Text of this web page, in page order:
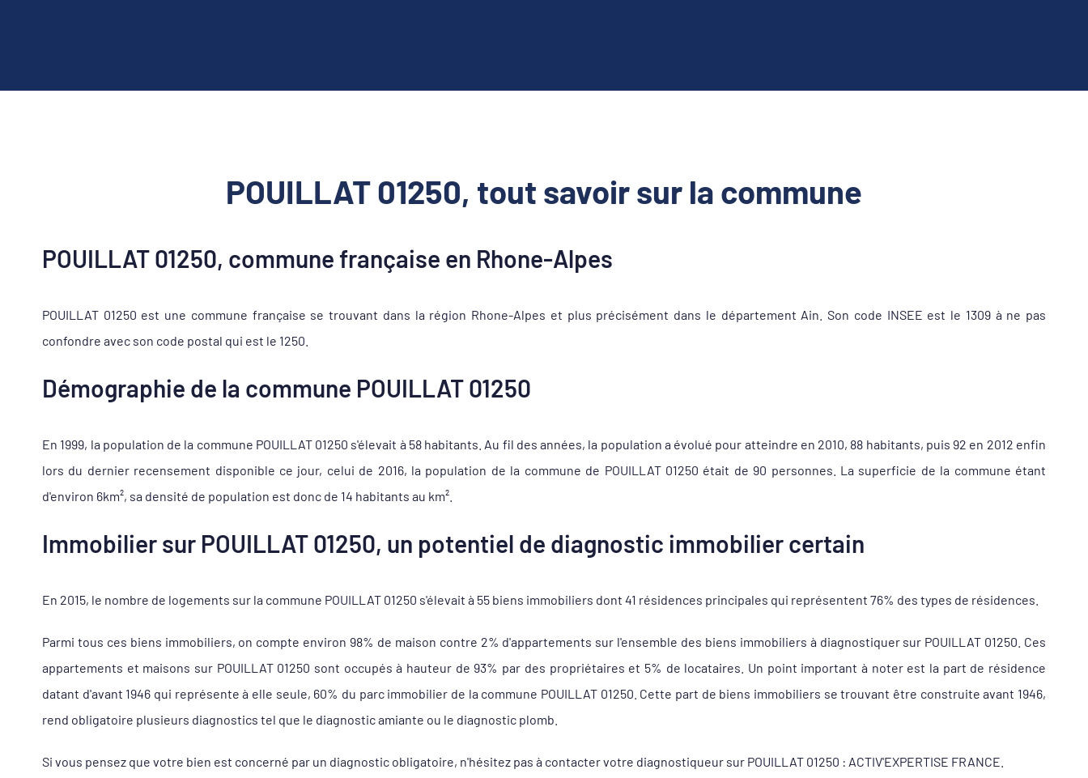
POUILLAT 01250, tout savoir sur la commune
POUILLAT 01250, commune française en Rhone-Alpes
POUILLAT 01250 est une commune française se trouvant dans la région Rhone-Alpes et plus précisément dans le département Ain. Son code INSEE est le 1309 à ne pas
confondre avec son code postal qui est le 1250.
Démographie de la commune POUILLAT 01250
En 1999, la population de la commune POUILLAT 01250 s'élevait à 58 habitants. Au fil des années, la population a évolué pour atteindre en 2010, 88 habitants, puis 92 en 2012 enfin
lors du dernier recensement disponible ce jour, celui de 2016, la population de la commune de POUILLAT 01250 était de 90 personnes. La superficie de la commune étant
d'environ 6km², sa densité de population est donc de 14 habitants au km².
Immobilier sur POUILLAT 01250, un potentiel de diagnostic immobilier certain
En 2015, le nombre de logements sur la commune POUILLAT 01250 s'élevait à 55 biens immobiliers dont 41 résidences principales qui représentent 76% des types de résidences.
Parmi tous ces biens immobiliers, on compte environ 98% de maison contre 2% d'appartements sur l'ensemble des biens immobiliers à diagnostiquer sur POUILLAT 01250. Ces
appartements et maisons sur POUILLAT 01250 sont occupés à hauteur de 93% par des propriétaires et 5% de locataires. Un point important à noter est la part de résidence
datant d'avant 1946 qui représente à elle seule, 60% du parc immobilier de la commune POUILLAT 01250. Cette part de biens immobiliers se trouvant être construite avant 1946,
rend obligatoire plusieurs diagnostics tel que le diagnostic amiante ou le diagnostic plomb.
Si vous pensez que votre bien est concerné par un diagnostic obligatoire, n'hésitez pas à contacter votre diagnostiqueur sur POUILLAT 01250 : ACTIV'EXPERTISE FRANCE.